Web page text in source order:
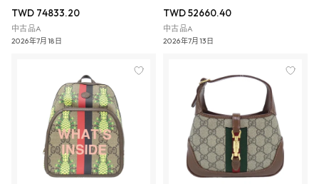
TWD 74833.20
中古品A
2026年7月18日
TWD 52660.40
中古品A
2026年7月13日